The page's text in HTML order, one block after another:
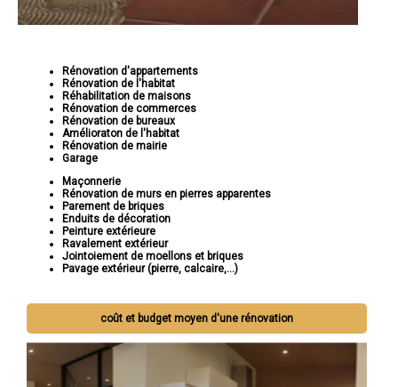
Rénovation d'appartements
Rénovation de l'habitat
Réhabilitation de maisons
Rénovation de commerces
Rénovation de bureaux
Amélioraton de l'habitat
Rénovation de mairie
Garage
Maçonnerie
Rénovation de murs en pierres apparentes
Parement de briques
Enduits de décoration
Peinture extérieure
Ravalement extérieur
Jointoiement de moellons et briques
Pavage extérieur (pierre, calcaire,...)
coût et budget moyen d'une rénovation